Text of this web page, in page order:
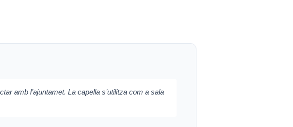
amb l’ajuntamet. La capella s’utilitza com a sala